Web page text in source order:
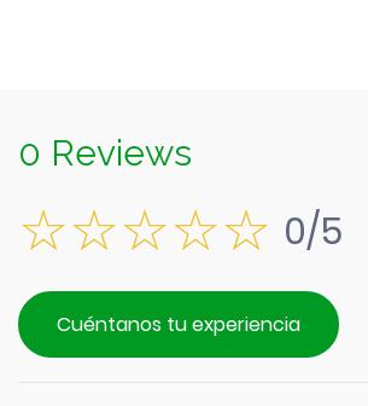
0 Reviews
0/5
Cuéntanos tu experiencia